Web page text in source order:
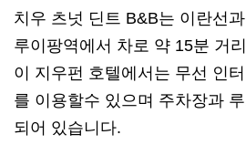
치우 츠넛 딘트 B&B는 이란선
루이팡역에서 차로 약 15분 거
이 지우펀 호텔에서는 무선 인
를 이용할수 있으며 주차장과
되어 있습니다.